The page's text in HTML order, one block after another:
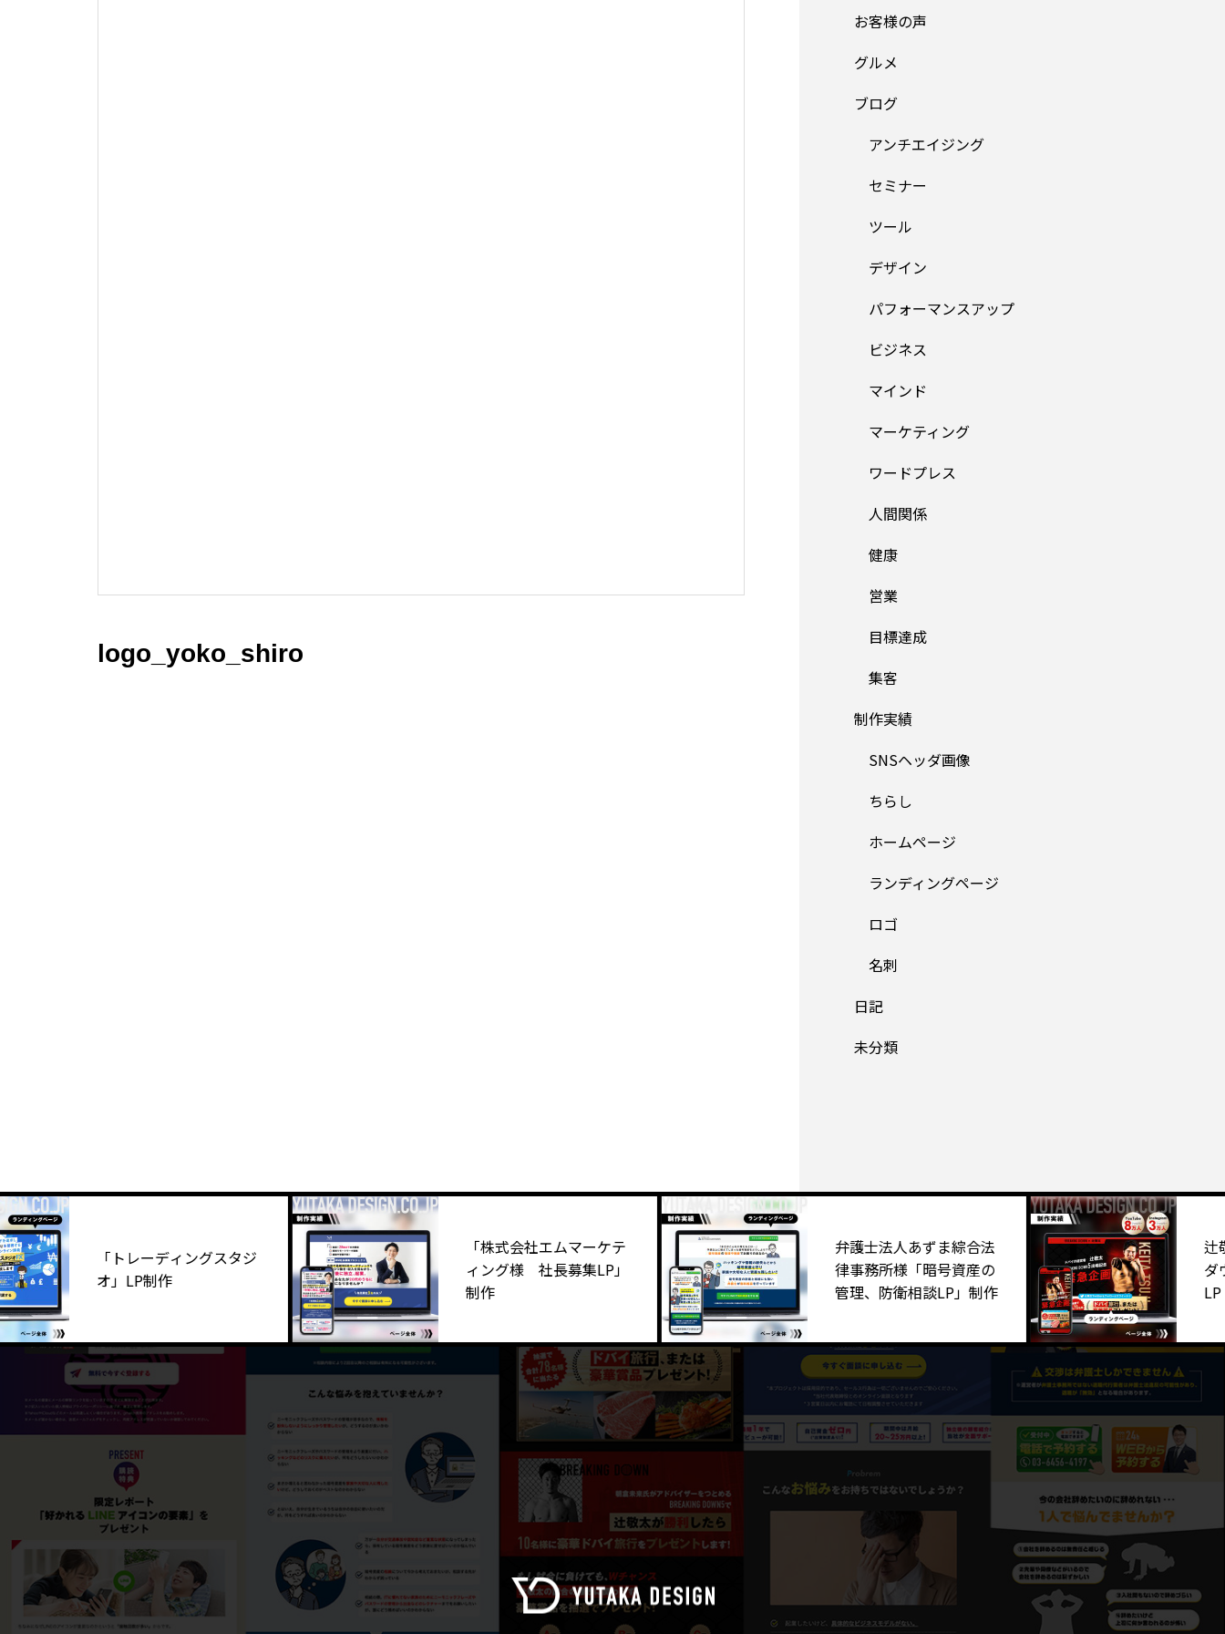
logo_yoko_shiro
お客様の声
グルメ
ブログ
アンチエイジング
セミナー
ツール
デザイン
パフォーマンスアップ
ビジネス
マインド
マーケティング
ワードプレス
人間関係
健康
営業
目標達成
集客
制作実績
SNSヘッダ画像
ちらし
ホームページ
ランディングページ
ロゴ
名刺
日記
未分類
「トレーディングスタジ
オ」LP制作
「株式会社エムマーケテ
ィング様 社長募集LP」
制作
弁護士法人あずま綜合法
律事務所様「暗号資産の
管理、防衛相談LP」制作
辻敬太様
ダウン出
LP